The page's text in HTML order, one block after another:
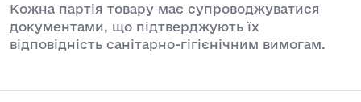
Кожна партія товару має супроводжуватися
документами, що підтверджують їх
відповідність санітарно-гігієнічним вимогам.